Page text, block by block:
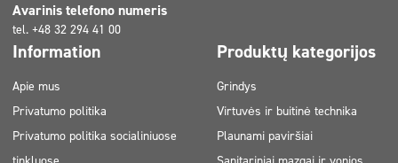
Avarinis telefono numeris
tel. +48 32 294 41 00
Information
Apie mus
Privatumo politika
Privatumo politika socialiniuose
Produktų kategorijos
Grindys
Virtuvės ir buitinė technika
Plaunami paviršiai